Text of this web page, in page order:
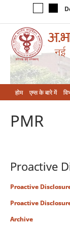
होम एम्‍स के बारे में
PMR
Proactive
Proactive
Proactive
Archive